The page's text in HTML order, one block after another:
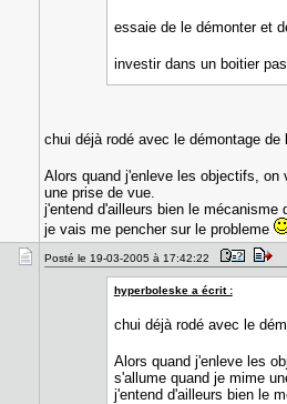
essaie de le démonter et
investir dans un boitier
chui déjà rodé avec le démontage de
Alors quand j'enleve les objectifs,
une prise de vue.
j'entend d'ailleurs bien le
je vais me pencher sur le probleme
Posté le 19-03-2005 à 17:42:22
hyperboleske a écrit :
chui déjà rodé avec le
Alors quand j'enleve les
s'allume quand je mime
j'entend d'ailleurs bien le